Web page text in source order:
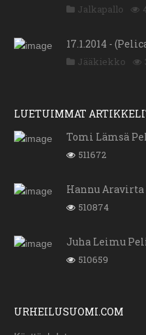
Jalkapallo
17.1.2014 -
Jääkiekko
LUETUIMMAT
Tomi Lämsä
511672
Hannu
510874
Juha Leimu
510659
URHEILUSUOMI.COM